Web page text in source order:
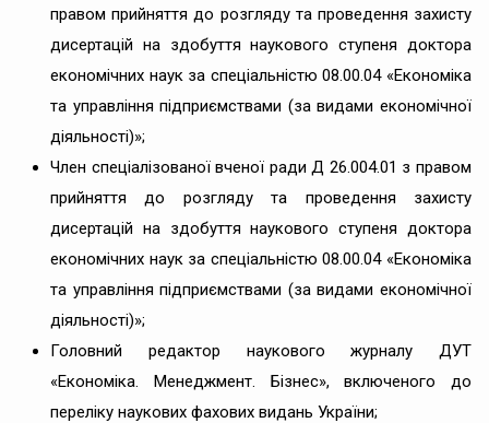
правом прийняття до розгляду та проведення захисту
дисертацій на здобуття наукового ступеня доктора
економічних наук за спеціальністю 08.00.04 «Економіка
та управління підприємствами (за видами економічної
діяльності)»;
Член спеціалізованої вченої ради Д 26.004.01 з правом
прийняття до розгляду та проведення захисту
дисертацій на здобуття наукового ступеня доктора
економічних наук за спеціальністю 08.00.04 «Економіка
та управління підприємствами (за видами економічної
діяльності)»;
Головний редактор наукового журналу ДУТ
«Економіка. Менеджмент. Бізнес», включеного до
переліку наукових фахових видань України;